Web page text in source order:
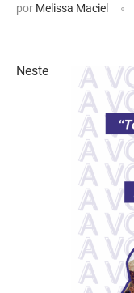
por Melissa Maciel
Neste